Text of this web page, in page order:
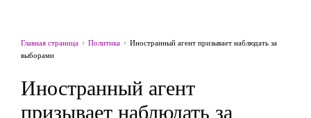
Главная страница Политика
Иностранный агент призывает наблюдать за
выборами
Иностранный агент
призывает наблюдать за